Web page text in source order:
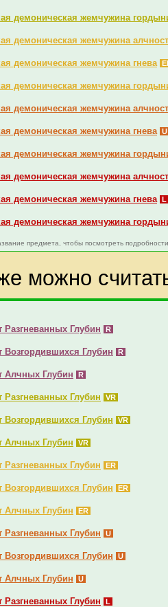
демоническая жемчужина
демоническая жемчужина
демоническая жемчужина гнева
демоническая жемчужина
демоническая жемчужина
демоническая жемчужина гнева
демоническая жемчужина
демоническая жемчужина
демоническая жемчужина гнева L
демоническая жемчужина
предмета, чтобы посмотреть
можно
Разгневанных Глубин R
Возгордившихся Глубин R
Алчных Глубин R
Разгневанных Глубин VR
Возгордившихся Глубин VR
Алчных Глубин VR
Разгневанных Глубин ER
Возгордившихся Глубин ER
Алчных Глубин ER
Разгневанных Глубин U
Возгордившихся Глубин U
Алчных Глубин U
Разгневанных Глубин L